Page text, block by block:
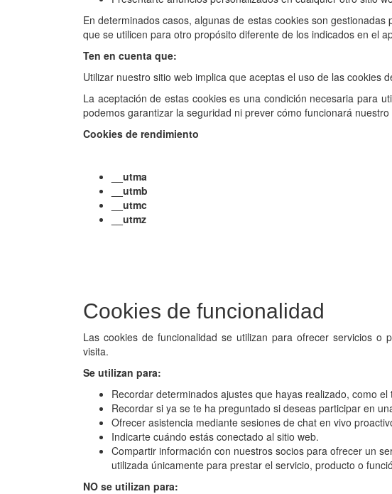
En determinados casos, algunas de estas cookies son
que se utilicen para otro propósito diferente de los indicados en el
Ten en cuenta que:
Utilizar nuestro sitio web implica que aceptas el uso de las cookies
La aceptación de estas cookies es una condición necesaria para
podemos garantizar la seguridad ni prever cómo funcionará
Cookies de rendimiento
__utma
__utmb
__utmc
__utmz
Cookies de funcionalidad
Las cookies de funcionalidad se utilizan para ofrecer servicios
visita.
Se utilizan para:
Recordar determinados ajustes que hayas realizado, como
Recordar si ya se te ha preguntado si deseas participar en
Ofrecer asistencia mediante sesiones de chat en vivo
Indicarte cuándo estás conectado al sitio web.
Compartir información con nuestros socios para ofrecer un
utilizada únicamente para prestar el servicio, producto o
NO se utilizan para: